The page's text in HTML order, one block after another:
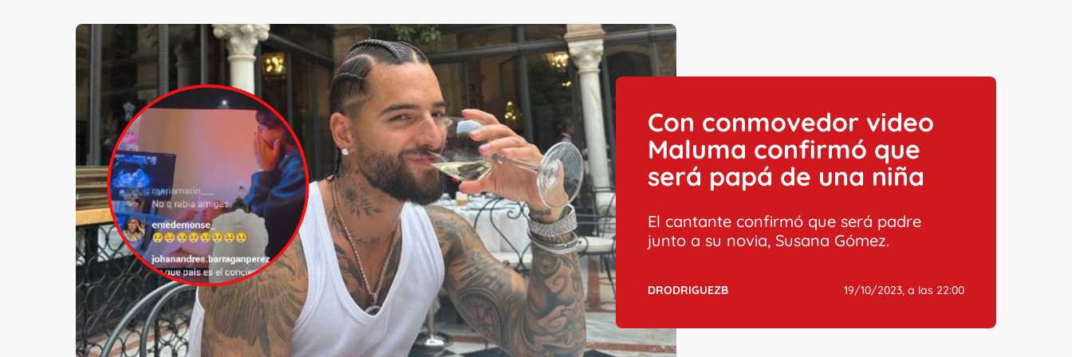
Con conmovedor video
Maluma confirmó que
será papá de una niña
El cantante confirmó que será padre
junto a su novia, Susana Gómez.
DRODRIGUEZB 19/10/2023, a las 22:00